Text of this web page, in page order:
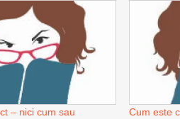
– nici cum sau
Cum este